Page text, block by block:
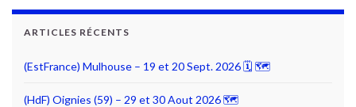
ARTICLES RÉCENTS
(EstFrance) Mulhouse – 19 et 20 Sept. 2026 🗓 🗺
(HdF) Oignies (59) – 29 et 30 Aout 2026 🗺